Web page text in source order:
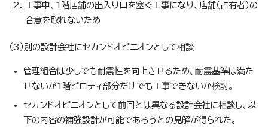
工事中、1階店舗の出入り口を塞ぐ工事になり、店舗（占有者）の
合意を取れないため
（3）別の設計会社にセカンドオピニオンとして相談
管理組合は少しでも耐震性を向上させるため、耐震基準は満た
せないが1階ピロティ部分だけでも工事できないか検討。
セカンドオピニオンとして前回とは異なる設計会社に相談し、以
下の内容の補強設計が可能であろうとの見解が得られた。